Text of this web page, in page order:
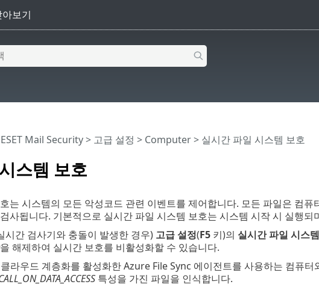
스템 보호
ESET Mail Security> 고급 설정 > Computer> 실시간 파일 시스템 보호
는 시스템의 모든 악성코드 관련 이벤트를 제어합니다. 모든 파일은 컴퓨
사됩니다. 기본적으로 실시간 파일 시스템 보호는 시스템 시작 시 실행되
시간 검사기와 충돌이 발생한 경우) 고급 설정(F5키)의 실시간 파일 시스
을 해제하여 실시간 보호를 비활성화할 수 있습니다.
라우드 계층화를 활성화한 Azure File Sync 에이전트를 사용하는 컴퓨
특성을 가진 파일을 인식합니다.